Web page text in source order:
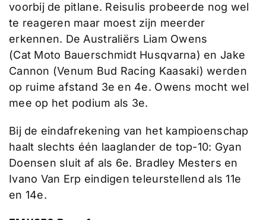
voorbij de pitlane. Reisulis probeerde nog wel
te reageren maar moest zijn meerder
erkennen. De Australiërs Liam Owens
(Cat Moto Bauerschmidt Husqvarna) en Jake
Cannon (Venum Bud Racing Kaasaki) werden
op ruime afstand 3e en 4e. Owens mocht wel
mee op het podium als 3e.
Bij de eindafrekening van het kampioenschap
haalt slechts één laaglander de top-10: Gyan
Doensen sluit af als 6e. Bradley Mesters en
Ivano Van Erp eindigen teleurstellend als 11e
en 14e.